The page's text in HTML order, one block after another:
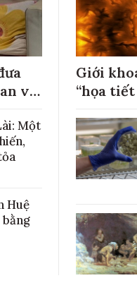
về
Một
Huệ
Giới
“họa